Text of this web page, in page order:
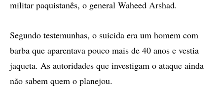
militar paquistanês, o general Waheed Arshad.
Segundo testemunhas, o suicida era um homem com
barba que aparentava pouco mais de 40 anos e vestia
jaqueta. As autoridades que investigam o ataque ainda
não sabem quem o planejou.